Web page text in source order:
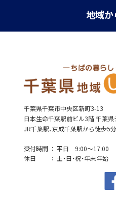
地域
千葉県千葉市中央区新町3-13
日本生命千葉駅前ビル3階 千葉
JR千葉駅、京成千葉駅から徒歩5分
受付時間
平日 9:00～17:00
休日
土・日・祝・年末年始